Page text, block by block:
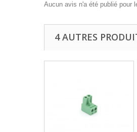
Aucun avis n'a été publié pour
4 AUTRES